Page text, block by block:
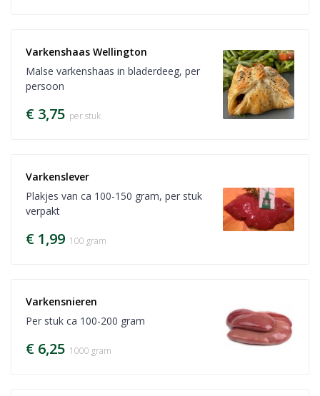
Varkenshaas Wellington
Malse varkenshaas in bladerdeeg, per
persoon
€ 3,75 per stuk
Varkenslever
Plakjes van ca 100-150 gram, per stuk
verpakt
€ 1,99 100 gram
Varkensnieren
Per stuk ca 100-200 gram
€ 6,25 1000 gram